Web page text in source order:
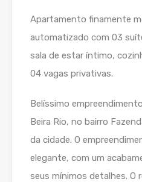
Apartamento finamente
automatizado com 03
sala de estar íntimo,
04 vagas privativas.
Belíssimo
Beira Rio, no bairro
da cidade. O
elegante, com um
seus mínimos detalhes. O